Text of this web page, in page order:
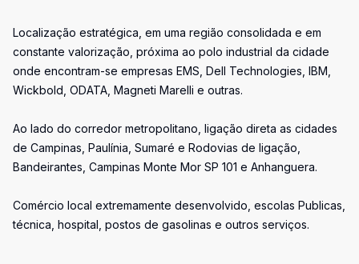
Localização estratégica, em uma região consolidada e em
constante valorização, próxima ao polo industrial da cidade
onde encontram-se empresas EMS, Dell Technologies, IBM,
Wickbold, ODATA, Magneti Marelli e outras.
Ao lado do corredor metropolitano, ligação direta as cidades
de Campinas, Paulínia, Sumaré e Rodovias de ligação,
Bandeirantes, Campinas Monte Mor SP 101 e Anhanguera.
Comércio local extremamente desenvolvido, escolas Publicas,
técnica, hospital, postos de gasolinas e outros serviços.